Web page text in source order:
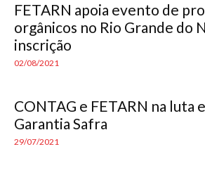
FETARN apoia evento de
orgânicos no Rio Grande do
inscrição
02/08/2021
CONTAG e FETARN na luta
Garantia Safra
29/07/2021